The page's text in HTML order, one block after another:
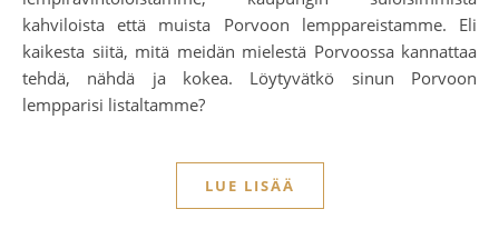
kahviloista että muista Porvoon lemppareistamme. Eli
kaikesta siitä, mitä meidän mielestä Porvoossa kannattaa
tehdä, nähdä ja kokea. Löytyvätkö sinun Porvoon
lempparisi listaltamme?
LUE LISÄÄ